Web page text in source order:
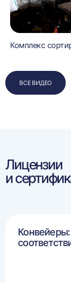
Комплекс
ВСЕ ВИДЕО
Лицензии
и
Конвейеры: